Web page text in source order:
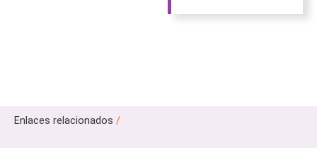
Enlaces relacionados /